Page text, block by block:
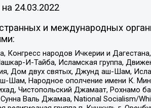
24.03.2022
и международных
народов Ичкерии и
И-Тайба, Исламская группа,
Дом двух святых, Джунд аш-Шам,
Шам, Народное ополчение имени К.
Чистопольский Джамаат, Рохнамо ба
Валь Джамаа, National Socialism/